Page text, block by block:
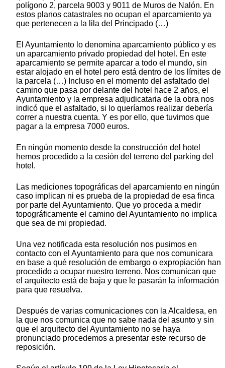
polígono 2, parcela 9003 y 9011 de Muros de Nalón. En
estos planos catastrales no ocupan el aparcamiento ya
que pertenecen a la lila del Principado (…)
El Ayuntamiento lo denomina aparcamiento público y es
un aparcamiento privado propiedad del hotel. En este
aparcamiento se permite aparcar a todo el mundo, sin
estar alojado en el hotel pero está dentro de los límites de
la parcela (…) Incluso en el momento del asfaltado del
camino que pasa por delante del hotel hace 2 años, el
Ayuntamiento y la empresa adjudicataria de la obra nos
indicó que el asfaltado, si lo queríamos realizar debería
correr a nuestra cuenta. Y es por ello, que tuvimos que
pagar a la empresa 7000 euros.
En ningún momento desde la construcción del hotel
hemos procedido a la cesión del terreno del parking del
hotel.
Las mediciones topográficas del aparcamiento en ningún
caso implican ni es prueba de la propiedad de esa finca
por parte del Ayuntamiento. Que yo proceda a medir
topográficamente el camino del Ayuntamiento no implica
que sea de mi propiedad.
Una vez notificada esta resolución nos pusimos en
contacto con el Ayuntamiento para que nos comunicara
en base a qué resolución de embargo o expropiación han
procedido a ocupar nuestro terreno. Nos comunican que
el arquitecto está de baja y que le pasarán la información
para que resuelva.
Después de varias comunicaciones con la Alcaldesa, en
la que nos comunica que no sabe nada del asunto y sin
que el arquitecto del Ayuntamiento no se haya
pronunciado procedemos a presentar este recurso de
reposición.